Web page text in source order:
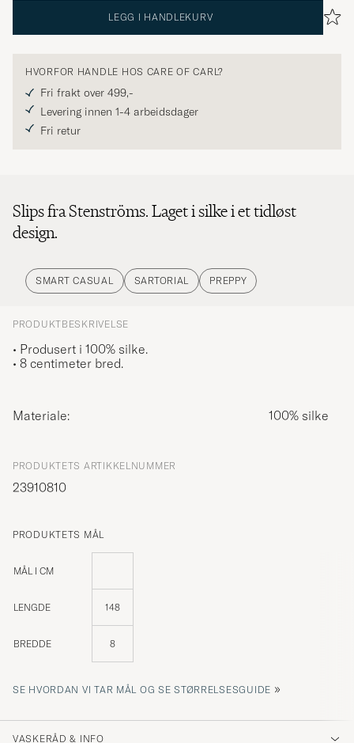
LEGG I HANDLEKURV
HVORFOR HANDLE HOS CARE OF CARL?
Fri frakt over 499,-
Levering innen 1-4 arbeidsdager
Fri retur
Slips fra Stenströms. Laget i silke i et tidløst
design.
SMART CASUAL SARTORIAL PREPPY
PRODUKTBESKRIVELSE
• Produsert i 100% silke.
• 8 centimeter bred.
Materiale: 100% silke
PRODUKTETS ARTIKKELNUMMER
23910810
PRODUKTETS MÅL
MÅL I CM
LENGDE 148
BREDDE 8
SE HVORDAN VI TAR MÅL OG SE STØRRELSESGUIDE »
VASKERÅD & INFO